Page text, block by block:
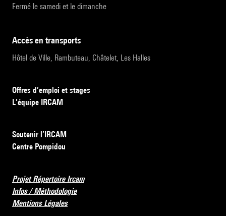
Fermé le samedi et le dimanche
accès en transports
Hôtel de Ville, Rambuteau, Châtelet, Les Halles
Offres d’emploi et stages
L’équipe IRCAM
Soutenir l’IRCAM
Centre Pompidou
Projet Répertoire Ircam
Infos / Méthodologie
Mentions Légales